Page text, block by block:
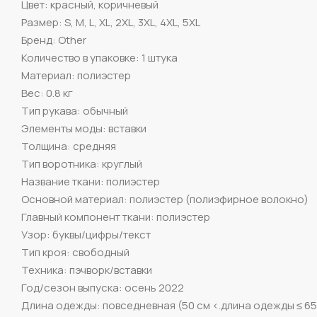
Цвет: красный, коричневый
Размер: S, M, L, XL, 2XL, 3XL, 4XL, 5XL
Бренд: Other
Количество в упаковке: 1 штука
Материал: полиэстер
Вес: 0.8 кг
Тип рукава: обычный
Элементы моды: вставки
Толщина: средняя
Тип воротника: круглый
Название ткани: полиэстер
Основной материал: полиэстер (полиэфирное волокно)
Главный компонент ткани: полиэстер
Узор: буквы/цифры/текст
Тип кроя: свободный
Техника: пэчворк/вставки
Год/сезон выпуска: осень 2022
Длина одежды: повседневная (50 см <.длина одежды ≤